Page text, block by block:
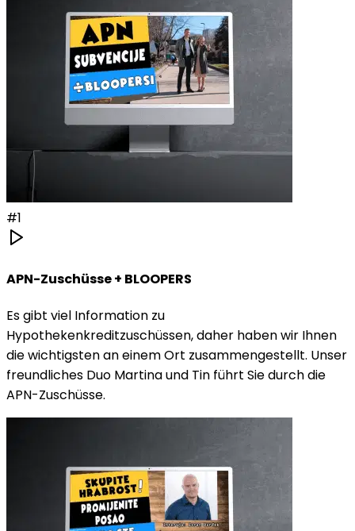
#1
APN-Zuschüsse + BLOOPERS
Es gibt viel Information zu
Hypothekenkreditzuschüssen, daher haben wir Ihnen
die wichtigsten an einem Ort zusammengestellt. Unser
freundliches Duo Martina und Tin führt Sie durch die
APN-Zuschüsse.